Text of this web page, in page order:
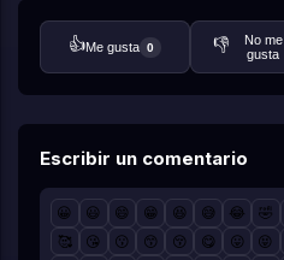
👍Me gusta 0 👎
No me
gusta
Escribir un comentario
😀 😃 😄 😁 😆 😅 😂 🤣
🥰
😘 😗 😙 😚 😋 😛 😝